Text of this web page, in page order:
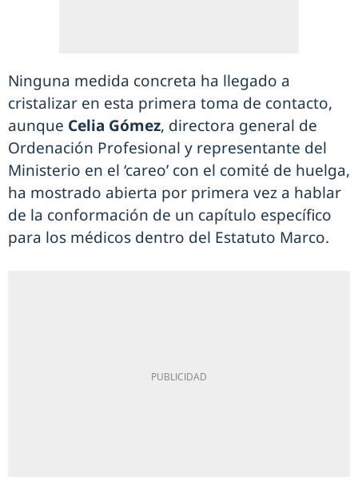
Ninguna medida concreta ha llegado a
cristalizar en esta primera toma de contacto,
aunque Celia Gómez, directora general de
Ordenación Profesional y representante del
Ministerio en el ‘careo’ con el comité de huelga,
ha mostrado abierta por primera vez a hablar
de la conformación de un capítulo específico
para los médicos dentro del Estatuto Marco.